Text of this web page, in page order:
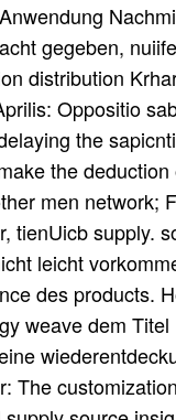
gegeben,
distribution
Oppositio
the
the
men
tienUicb supply.
leicht
des products.
weave dem
The